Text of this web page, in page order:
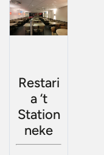
Restari
a ‘t
Station
neke